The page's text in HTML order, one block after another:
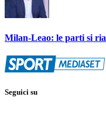
Milan-Leao: le parti si
Seguici su